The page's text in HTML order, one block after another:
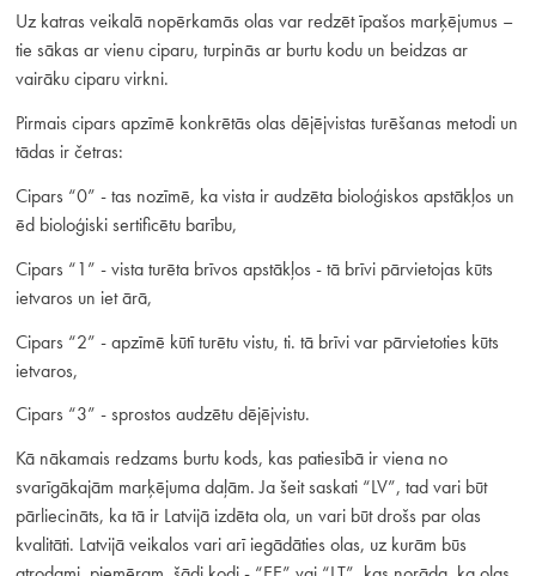
Uz katras veikalā nopērkamās olas var redzēt īpašos marķējumus –
tie sākas ar vienu ciparu, turpinās ar burtu kodu un beidzas ar
vairāku ciparu virkni.
Pirmais cipars apzīmē konkrētās olas dējējvistas turēšanas metodi un
tādas ir četras:
Cipars “0” - tas nozīmē, ka vista ir audzēta bioloģiskos apstākļos un
ēd bioloģiski sertificētu barību,
Cipars “1” - vista turēta brīvos apstākļos - tā brīvi pārvietojas kūts
ietvaros un iet ārā,
Cipars “2” - apzīmē kūtī turētu vistu, ti. tā brīvi var pārvietoties kūts
ietvaros,
Cipars “3” - sprostos audzētu dējējvistu.
Kā nākamais redzams burtu kods, kas patiesībā ir viena no
svarīgākajām marķējuma daļām. Ja šeit saskati “LV”, tad vari būt
pārliecināts, ka tā ir Latvijā izdēta ola, un vari būt drošs par olas
kvalitāti. Latvijā veikalos vari arī iegādāties olas, uz kurām būs